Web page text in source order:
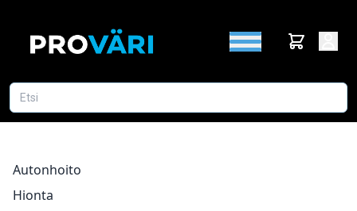
Autonhoito
Hionta